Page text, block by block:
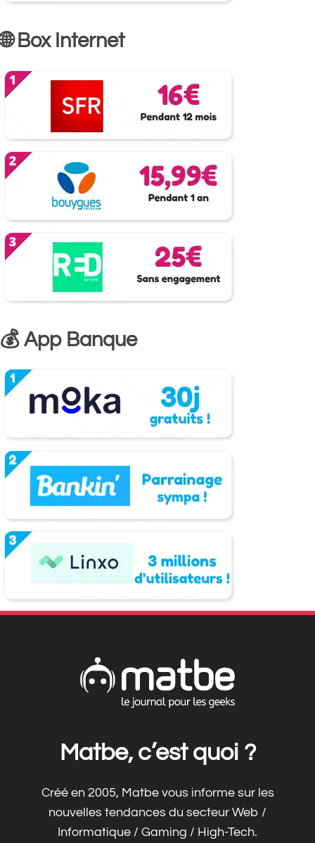
🌐 Box Internet
💰 App Banque
Matbe, c’est quoi ?
Créé en 2005, Matbe vous informe sur les
nouvelles tendances du secteur Web /
Informatique / Gaming / High-Tech.